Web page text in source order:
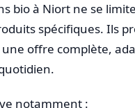
bio à Niort ne se
spécifiques. Ils
une offre complète,
notamment :